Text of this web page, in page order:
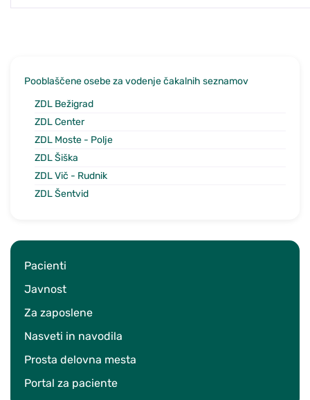
Pooblaščene osebe za vodenje čakalnih seznamov
ZDL Bežigrad
ZDL Center
ZDL Moste - Polje
ZDL Šiška
ZDL Vič - Rudnik
ZDL Šentvid
Pacienti
Javnost
Za zaposlene
Nasveti in navodila
Prosta delovna mesta
Portal za paciente